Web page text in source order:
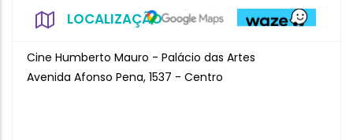
LOCALIZAÇÃO
Cine Humberto Mauro - Palácio das Artes
Avenida Afonso Pena, 1537 - Centro